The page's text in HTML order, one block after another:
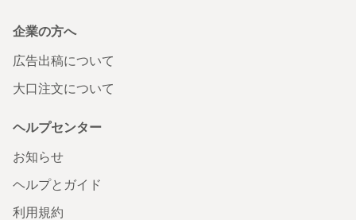
企業の方へ
広告出稿について
大口注文について
ヘルプセンター
お知らせ
ヘルプとガイド
利用規約